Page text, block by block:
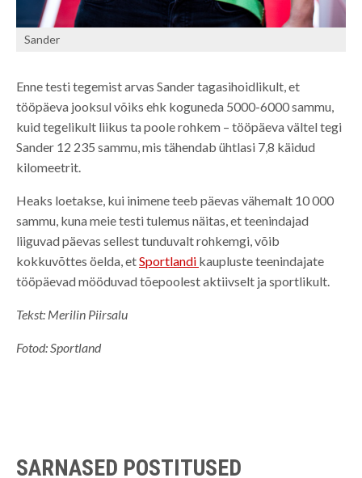
Sander
Enne testi tegemist arvas Sander tagasihoidlikult, et
tööpäeva jooksul võiks ehk koguneda 5000-6000 sammu,
kuid tegelikult liikus ta poole rohkem – tööpäeva vältel tegi
Sander 12 235 sammu, mis tähendab ühtlasi 7,8 käidud
kilomeetrit.
Heaks loetakse, kui inimene teeb päevas vähemalt 10 000
sammu, kuna meie testi tulemus näitas, et teenindajad
liiguvad päevas sellest tunduvalt rohkemgi, võib
kokkuvõttes öelda, etSportlandi kaupluste teenindajate
tööpäevad mööduvad tõepoolest aktiivselt ja sportlikult.
Tekst: Merilin Piirsalu
Fotod: Sportland
SARNASED POSTITUSED